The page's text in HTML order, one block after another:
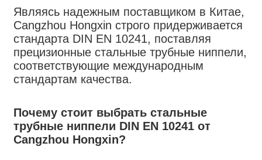
Являясь надежным поставщиком в Китае,
Cangzhou Hongxin строго придерживается
стандарта DIN EN 10241, поставляя
прецизионные стальные трубные ниппели,
соответствующие международным
стандартам качества.
Почему стоит выбрать стальные
трубные ниппели DIN EN 10241 от
Cangzhou Hongxin?